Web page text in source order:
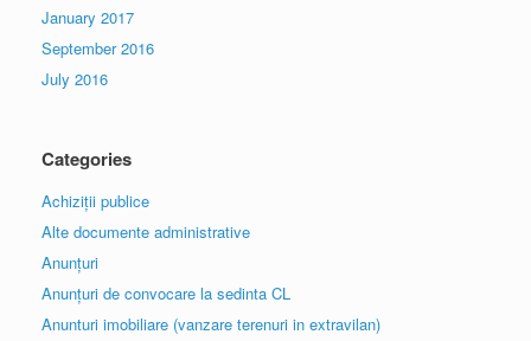
January 2017
September 2016
July 2016
Categories
Achiziții publice
Alte documente administrative
Anunțuri
Anunțuri de convocare la sedinta CL
Anunturi imobiliare (vanzare terenuri in extravilan)